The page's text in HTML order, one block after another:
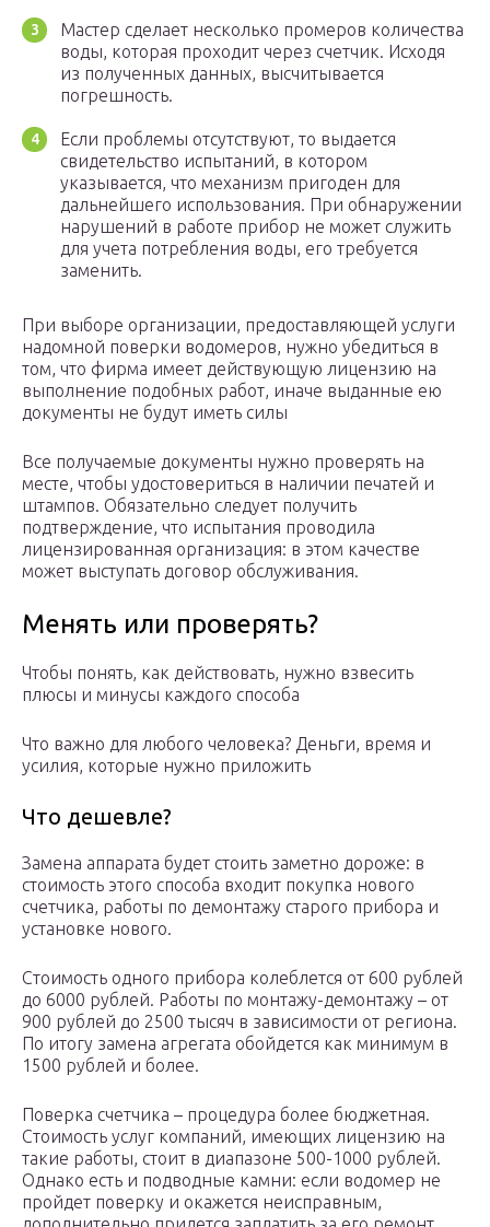
Мастер сделает несколько промеров количества
воды, которая проходит через счетчик. Исходя
из полученных данных, высчитывается
погрешность.
Если проблемы отсутствуют, то выдается
свидетельство испытаний, в котором
указывается, что механизм пригоден для
дальнейшего использования. При обнаружении
нарушений в работе прибор не может служить
для учета потребления воды, его требуется
заменить.
При выборе организации, предоставляющей услуги
надомной поверки водомеров, нужно убедиться в
том, что фирма имеет действующую лицензию на
выполнение подобных работ, иначе выданные ею
документы не будут иметь силы
Все получаемые документы нужно проверять на
месте, чтобы удостовериться в наличии печатей и
штампов. Обязательно следует получить
подтверждение, что испытания проводила
лицензированная организация: в этом качестве
может выступать договор обслуживания.
Менять или проверять?
Чтобы понять, как действовать, нужно взвесить
плюсы и минусы каждого способа
Что важно для любого человека? Деньги, время и
усилия, которые нужно приложить
Что дешевле?
Замена аппарата будет стоить заметно дороже: в
стоимость этого способа входит покупка нового
счетчика, работы по демонтажу старого прибора и
установке нового.
Стоимость одного прибора колеблется от 600 рублей
до 6000 рублей. Работы по монтажу-демонтажу – от
900 рублей до 2500 тысяч в зависимости от региона.
По итогу замена агрегата обойдется как минимум в
1500 рублей и более.
Поверка счетчика – процедура более бюджетная.
Стоимость услуг компаний, имеющих лицензию на
такие работы, стоит в диапазоне 500-1000 рублей.
Однако есть и подводные камни: если водомер не
пройдет поверку и окажется неисправным,